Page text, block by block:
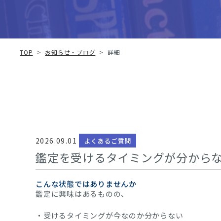
TOP > お知らせ・ブログ > 詳細
2026.09.01 よくあるご質問
鑑定を受けるタイミングが分から
こんな状態ではありませんか
鑑定に興味はあるものの、
・受けるタイミングが今なのか分からない